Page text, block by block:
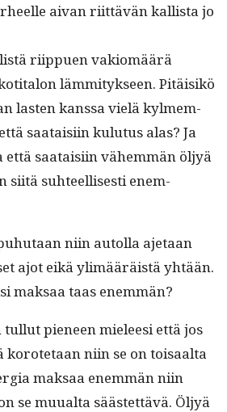
aivan riit­tävän kallista jo
riip­puen vakiomäärä
läm­mi­tyk­seen. Pitäisikö
las­ten kanssa vielä kylmem­
saataisi­in kulu­tus alas? Ja
että saataisi­in vähem­män öljyä
siitä suh­teel­lis­es­ti enem­
niin autol­la aje­taan
ajot eikä ylimääräistä yhtään.
mak­saa taas enemmän?
tul­lut pie­neen mieleesi että jos
niin se on toisaal­ta
mak­saa enem­män niin
se muual­ta säästet­tävä. Öljyä